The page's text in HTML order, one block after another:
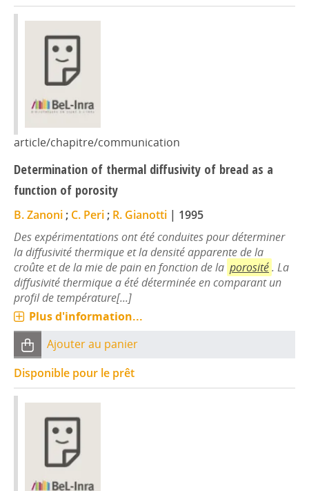
article/chapitre/communication
Determination of thermal diffusivity of bread as a
function of porosity
B. Zanoni ; C. Peri ; R. Gianotti | 1995
Des expérimentations ont été conduites pour déterminer
la diffusivité thermique et la densité apparente de la
croûte et de la mie de pain en fonction de la porosité. La
diffusivité thermique a été déterminée en comparant un
profil de température[...]
Plus d'information...
Ajouter au panier
Disponible pour le prêt